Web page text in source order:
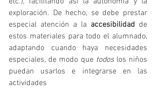
exploración. De hecho, se debe prestar
especial atención a la accesibilidad de
estos materiales para todo el alumnado,
adaptando cuando haya necesidades
especiales, de modo que todos los niños
puedan usarlos e integrarse en las
actividades